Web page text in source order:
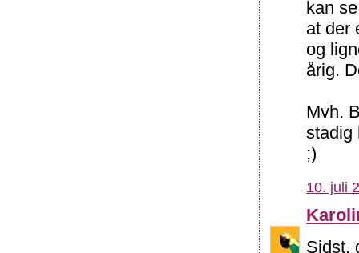
kan
at der
og
årig.
Mvh.
stadig
;)
10. juli
Sidst,